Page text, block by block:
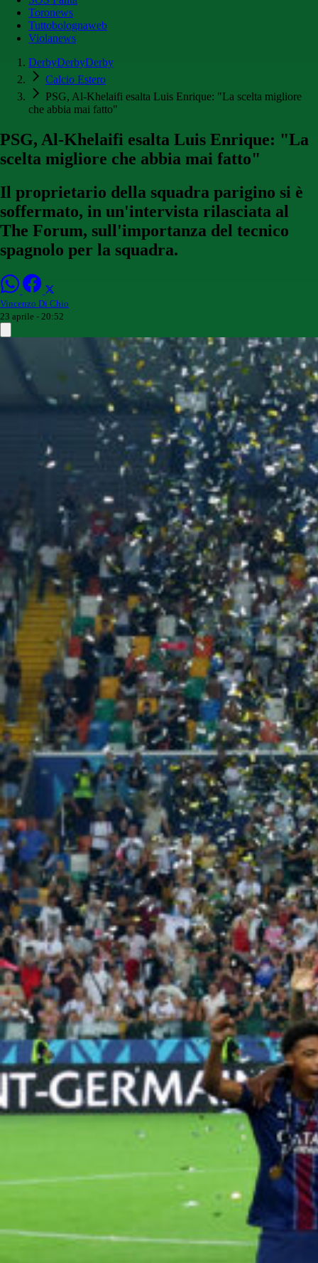
Toronews
Tuttobolognaweb
Violanews
DerbyDerbyDerby
Calcio Estero
PSG, Al-Khelaifi esalta Luis Enrique: "La scelta migliore
che abbia mai fatto"
PSG, Al-Khelaifi esalta Luis Enrique: "La
scelta migliore che abbia mai fatto"
Il proprietario della squadra parigino si è
soffermato, in un'intervista rilasciata al
The Forum, sull'importanza del tecnico
spagnolo per la squadra.
Vincenzo Di Chio
23 aprile - 20:52